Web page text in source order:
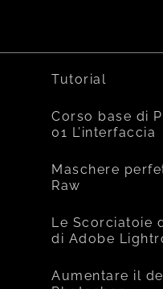
Tutorial
Corso base di
01 L’interfaccia
Maschere
Raw
Le Scorciatoie
di Adobe
Aumentare il